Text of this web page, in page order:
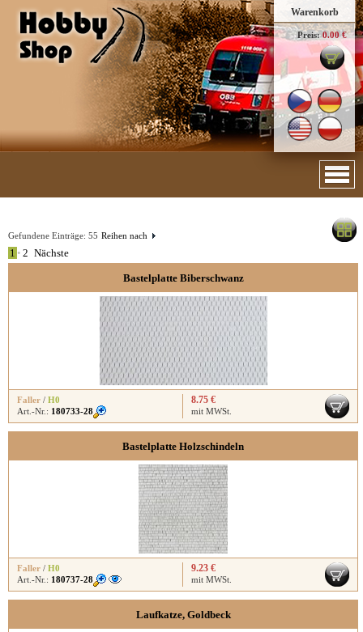
Warenkorb
Preis: 0.00 €
Reihen nach
Gefundene Einträge: 55
1 • 2 Nächste
Bastelplatte Biberschwanz
Faller / H0
Art.-Nr.: 180733-28
8.75 €
mit MWSt.
Bastelplatte Holzschindeln
Faller / H0
Art.-Nr.: 180737-28
9.23 €
mit MWSt.
Laufkatze, Goldbeck